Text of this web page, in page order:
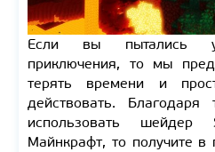
Если вы пытались
приключения, то мы
терять времени и
действовать.
использовать
Майнкрафт, то получите в